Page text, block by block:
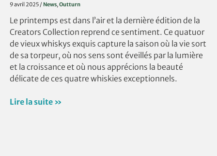
9 avril 2025 / News, Outturn
Le printemps est dans l’air et la dernière édition de la
Creators Collection reprend ce sentiment. Ce quatuor
de vieux whiskys exquis capture la saison où la vie sort
de sa torpeur, où nos sens sont éveillés par la lumière
et la croissance et où nous apprécions la beauté
délicate de ces quatre whiskies exceptionnels.
Lire la suite »